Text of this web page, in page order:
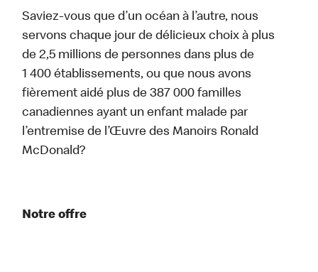
Saviez-vous que d’un océan à l’autre, nous
servons chaque jour de délicieux choix à plus
de 2,5 millions de personnes dans plus de
1 400 établissements, ou que nous avons
fièrement aidé plus de 387 000 familles
canadiennes ayant un enfant malade par
l’entremise de l’Œuvre des Manoirs Ronald
McDonald?
Notre offre